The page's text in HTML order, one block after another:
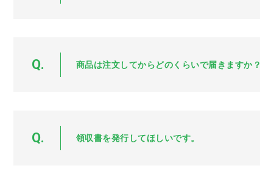
Q. 商品は注文してからどのくらいで届きますか？
Q. 領収書を発行してほしいです。